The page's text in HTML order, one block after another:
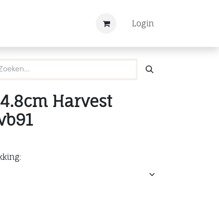
Login
Harvest